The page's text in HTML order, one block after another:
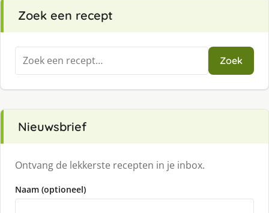
Zoek een recept
Zoeken
naar:
Zoek
Nieuwsbrief
Ontvang de lekkerste recepten in je inbox.
Naam (optioneel)